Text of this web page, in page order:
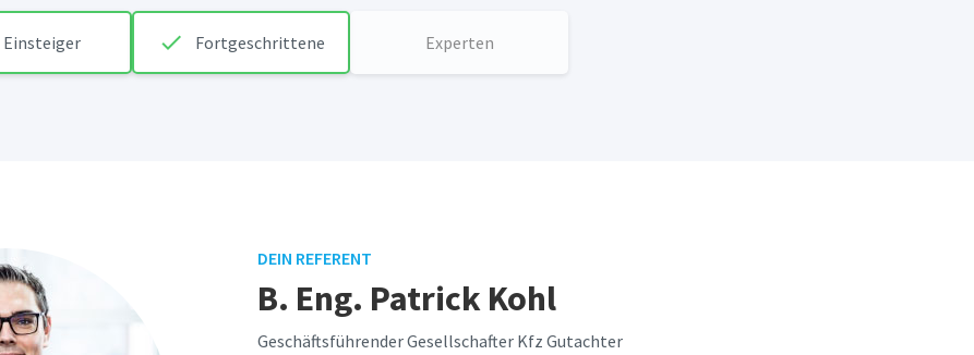
Einsteiger check Fortgeschrittene Experten
DEIN REFERENT
B. Eng. Patrick Kohl
Geschäftsführender Gesellschafter Kfz Gutachter